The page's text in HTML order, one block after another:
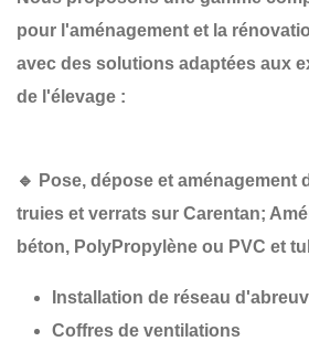
pour l'aménagement et la
avec des solutions adaptées aux
de l'élevage :
🔹 Pose, dépose et aménagement
truies et verrats sur Carentan;
béton, PolyPropylène ou PVC et
Installation de réseau
Coffres de ventilations